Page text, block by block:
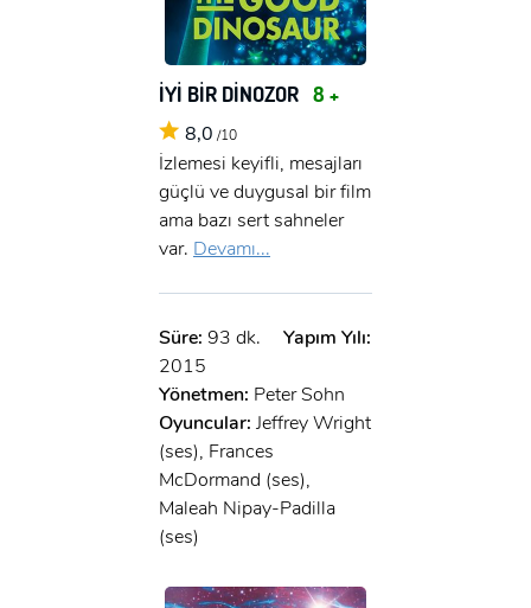
İYİ BİR DİNOZOR 8 +
8,0 /10
İzlemesi keyifli, mesajları
güçlü ve duygusal bir film
ama bazı sert sahneler
var. Devamı...
Süre: 93 dk.
Yapım Yılı:
2015
Yönetmen: Peter Sohn
Oyuncular: Jeffrey Wright
(ses), Frances
McDormand (ses),
Maleah Nipay-Padilla
(ses)